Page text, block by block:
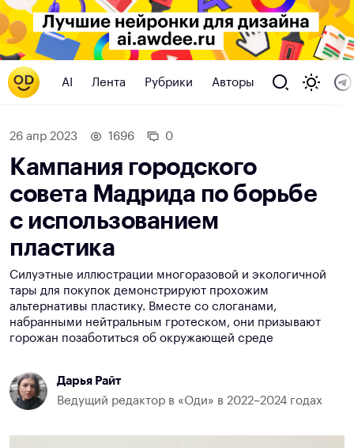
AI Лента Рубрики Авторы
26 апр 2023 1696 0
Кампания городского
совета Мадрида по борьбе
с использованием
пластика
Силуэтные иллюстрации многоразовой и экологичной
тары для покупок демонстрируют прохожим
альтернативы пластику. Вместе со слоганами,
набранными нейтральным гротеском, они призывают
горожан позаботиться об окружающей среде
Дарья Райт
Ведущий редактор в «Оди» в 2022–2024 годах